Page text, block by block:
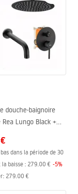
douche-baignoire
Lungo Black +
dans la période de 30
baisse : 279.00 € -5%
: 279.00 €